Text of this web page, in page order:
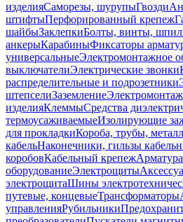
изделияСаморезы, шурупыГвозди
штифтыПерфорированный крепеж
шайбыЗаклепкиБолты, винты,
анкерыКарабиныФиксаторы
универсальныеЭлектромонтажное
выключателиЭлектрические звонки
распределительные и подрозетники
штепселиЗаземление
изделияКлеммыСредства
термоусаживаемыеИзолирующие
для прокладкиКороба, трубы,
кабельНаконечники, гильзы
коробовКабельный крепеж
оборудованиеЭлектрощиты
электрощитаШины
путевые, концевыеТрансформаторы
управленияРубильники